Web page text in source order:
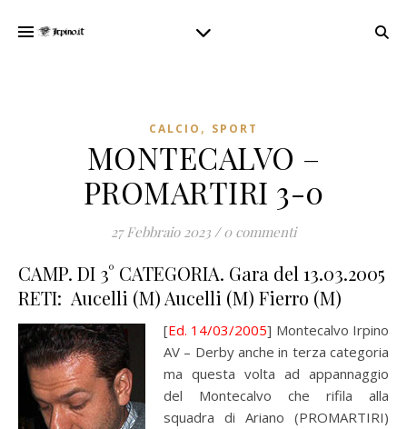
CALCIO , SPORT
MONTECALVO –
PROMARTIRI 3-0
27 Febbraio 2023 / 0 commenti
CAMP. DI 3° CATEGORIA. Gara del 13.03.2005
RETI: Aucelli (M) Aucelli (M) Fierro (M)
[ Ed. 14/03/2005] Montecalvo Irpino
AV – Derby anche in terza categoria
ma questa volta ad appannaggio
del Montecalvo che rifila alla
squadra di Ariano (PROMARTIRI)